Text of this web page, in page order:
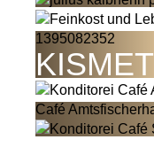
KISMET